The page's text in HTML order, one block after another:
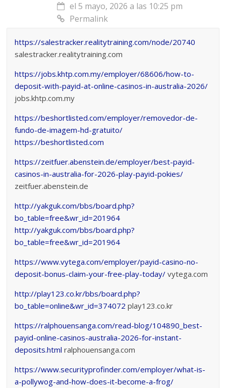
el 5 mayo, 2026 a las 10:25 pm
Permalink
https://salestracker.realitytraining.com/node/20740
salestracker.realitytraining.com
https://jobs.khtp.com.my/employer/68606/how-to-
deposit-with-payid-at-online-casinos-in-australia-2026/
jobs.khtp.com.my
https://beshortlisted.com/employer/removedor-de-
fundo-de-imagem-hd-gratuito/
https://beshortlisted.com
https://zeitfuer.abenstein.de/employer/best-payid-
casinos-in-australia-for-2026-play-payid-pokies/
zeitfuer.abenstein.de
http://yakguk.com/bbs/board.php?
bo_table=free&wr_id=201964
http://yakguk.com/bbs/board.php?
bo_table=free&wr_id=201964
https://www.vytega.com/employer/payid-casino-no-
deposit-bonus-claim-your-free-play-today/ vytega.com
http://play123.co.kr/bbs/board.php?
bo_table=online&wr_id=374072 play123.co.kr
https://ralphouensanga.com/read-blog/104890_best-
payid-online-casinos-australia-2026-for-instant-
deposits.html ralphouensanga.com
https://www.securityprofinder.com/employer/what-is-
a-pollywog-and-how-does-it-become-a-frog/